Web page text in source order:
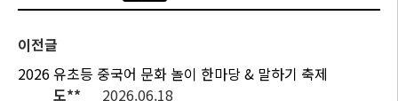
이전글
2026 유초등 중국어 문화 놀이 한마당 & 말하기 축제
도**
2026.06.18